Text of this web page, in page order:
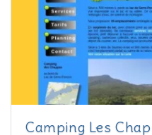
Camping Les